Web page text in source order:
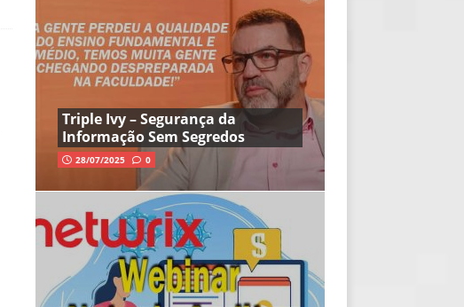
Triple Ivy – Segurança da
Informação Sem Segredos
28/07/2025 0